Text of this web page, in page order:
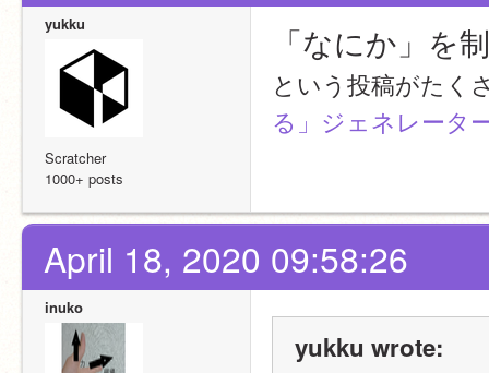
yukku
Scratcher
1000+ posts
「なにか」を
という投稿がたく
る」ジェネレータ
April 18, 2020 09:58:26
inuko
yukku wrote: